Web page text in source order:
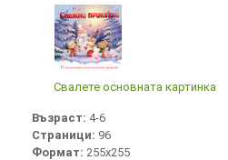
Свалете основната картинка
Възраст: 4-6
Страници: 96
Формат: 255х255